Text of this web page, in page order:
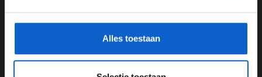
Alles toestaan
gegevensgebruik en -bescherming.